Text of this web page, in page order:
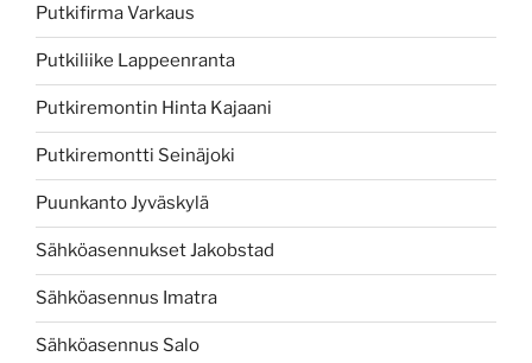
Putkifirma Varkaus
Putkiliike Lappeenranta
Putkiremontin Hinta Kajaani
Putkiremontti Seinäjoki
Puunkanto Jyväskylä
Sähköasennukset Jakobstad
Sähköasennus Imatra
Sähköasennus Salo